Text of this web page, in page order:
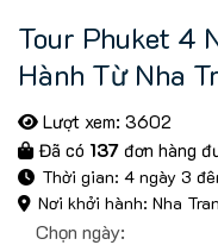
Tour Phuket 4
Hành Từ Nha
Lượt xem: 3602
Đã có 137 đơn hàng
Thời gian: 4 ngày 3
Nơi khởi hành: Nha
Chọn ngày: